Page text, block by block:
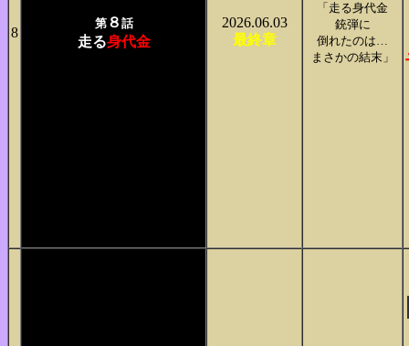
8
第８ 話
走る身代金
2026.06.03
最終章
「走る身代金
銃弾に
倒れたのは…
まさかの結末」